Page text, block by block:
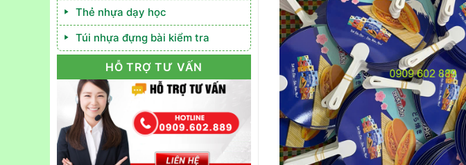
Thẻ nhựa dạy học
Túi nhựa đựng bài kiểm tra
HỖ TRỢ TƯ VẤN